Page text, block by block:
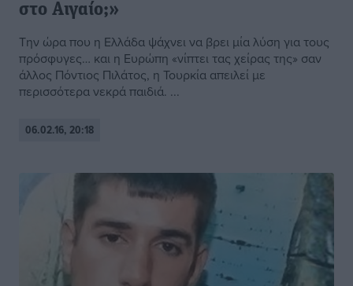
στο Αιγαίο;»
Την ώρα που η Ελλάδα ψάχνει να βρει μία λύση για τους
πρόσφυγες… και η Ευρώπη «νίπτει τας χείρας της» σαν
άλλος Πόντιος Πιλάτος, η Τουρκία απειλεί με
περισσότερα νεκρά παιδιά. ...
06.02.16, 20:18